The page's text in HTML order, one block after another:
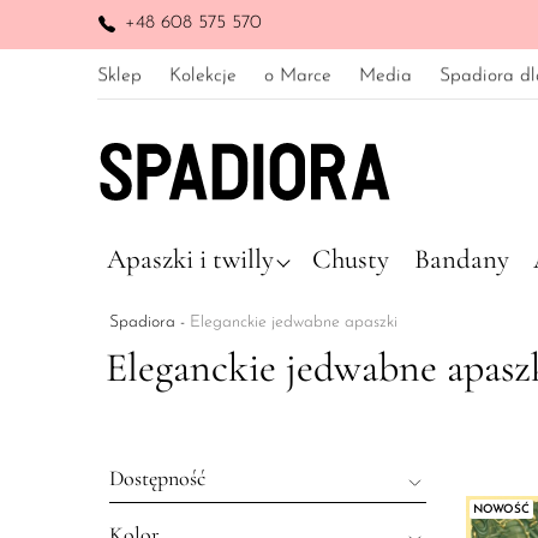
+48 608 575 570
Sklep Kolekcje o Marce Media Spadiora
Apaszki i twilly Chusty Bandany
Spadiora - Eleganckie jedwabne apaszki
Eleganckie jedwabne
Dostępność
NOWOŚĆ